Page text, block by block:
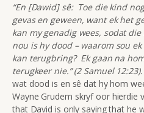
“En [Dawid] sê: Toe die kind
gevas en geween, want ek het
kan my genadig wees, sodat
nou is hy dood – waarom sou
kan terugbring? Ek gaan na
terugkeer nie.” (2 Samuel 12:23).
wat dood is en sê dat hy hom
Wayne Grudem skryf oor hierdie
that David is only saying that he